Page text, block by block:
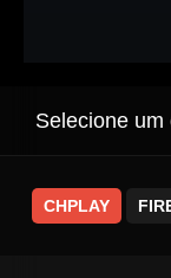
Selecione
CHPLAY